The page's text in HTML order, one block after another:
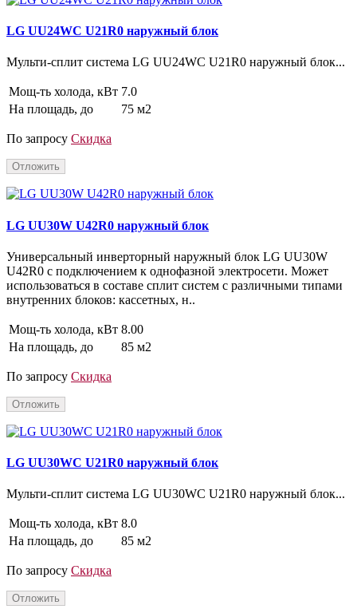
LG UU24WC U21R0 наружный блок
Мульти-сплит система LG UU24WC U21R0 наружный блок...
Мощ-ть холода, кВт 7.0
На площадь, до
75 м2
По запросу Скидка
Отложить
LG UU30W U42R0 наружный блок
Универсальный инверторный наружный блок LG UU30W
U42R0 с подключением к однофазной электросети. Может
использоваться в составе сплит систем с различными типами
внутренних блоков: кассетных, н..
Мощ-ть холода, кВт 8.00
На площадь, до
85 м2
По запросу Скидка
Отложить
LG UU30WC U21R0 наружный блок
Мульти-сплит система LG UU30WC U21R0 наружный блок...
Мощ-ть холода, кВт 8.0
На площадь, до
85 м2
По запросу Скидка
Отложить